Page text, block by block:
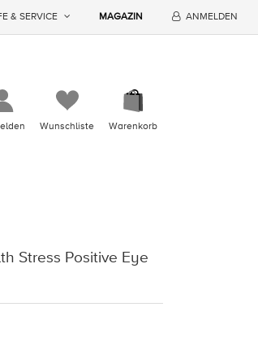
& SERVICE MAGAZIN ANMELDEN
Wunschliste Warenkorb
Stress Positive Eye